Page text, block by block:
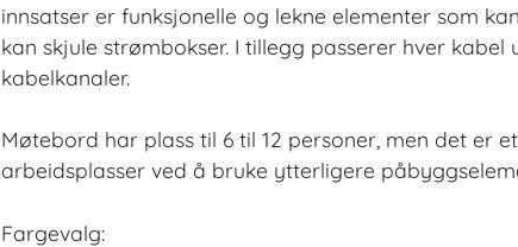
innsatser er funksjonelle og lekne elementer som
kan skjule strømbokser. I tillegg passerer hver
kabelkanaler.
Møtebord har plass til 6 til 12 personer, men det er
arbeidsplasser ved å bruke ytterligere
Fargevalg: